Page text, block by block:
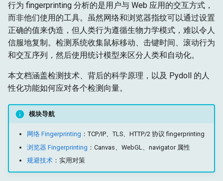
a
l
i
i
a
Data Extraction
自动化
鼠标控制
文件操作
IFrame交互
截图与PDF
网络
浏览器上下文HTTP请求
HAR网络录制
浏览器管理
Cookie与会话
配置
代理配置
远程连接
Retry 装饰器
Python类型系统
Iframes & Contexts
Web元素域
查找元素混合器
事件架构
浏览器请求架构
Shadow DOM 架构
SOCKS 代理
代理检测
构建代理服务器
法律与道德
轨迹形状
移动熵
Pydoll 的鼠标 humanize 功
击键动态
时间特征
检测信号
Pydoll 的键盘 humanize 功
能
选项
标签页
请求
管理器
混合器
连接
命令
输入
网络
页面
运行时
存储
获取
协议
DOM
获取
输入
网络
页面
存储
核心
工具
行为 fingerprinting 分析的是用户与 Web 应用的交互方式，
而非他们使用的工具。虽然网络和浏览器指纹可以通过设置
正确的值来伪造，但人类行为遵循生物力学模式，难以令人
信服地复制。检测系统收集鼠标移动、击键时间、滚动行为
和交互序列，然后使用统计模型来区分人类和自动化。
本文档涵盖检测技术、背后的科学原理，以及 Pydoll 的人
性化功能如何应对各个检测向量。
模块导航
网络 Fingerprinting ：TCP/IP、TLS、HTTP/2 协议 fingerprinting
浏览器 Fingerprinting ：Canvas、WebGL、navigator 属性
规避技术：实用对策